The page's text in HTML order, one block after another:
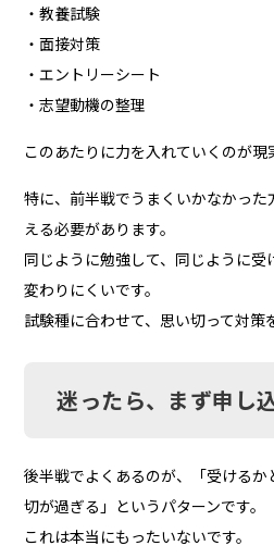
・教養試験
・面接対策
・エントリーシート
・志望動機の整理
このあたりに力を入れていくのが現
特に、前半戦でうまくいかなかっ
える必要があります。
同じように勉強して、同じように受
変わりにくいです。
試験種に合わせて、思い切って対策
迷ったら、まず申し
後半戦でよくあるのが、「受ける
切が過ぎる」というパターンです。
これは本当にもったいないです。